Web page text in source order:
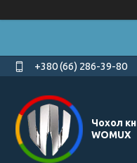
+380 (66) 286-39-80
Чохол
WOMUX